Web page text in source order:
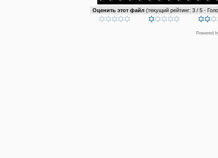
Оценить этот файл (текущий рейтинг: 3 / 5 -
Powered